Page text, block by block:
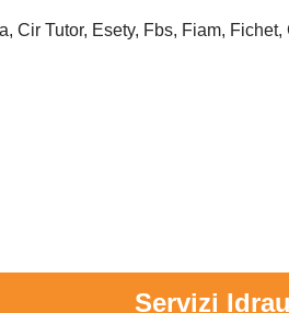
Tutor, Esety, Fbs, Fiam,
Servizi